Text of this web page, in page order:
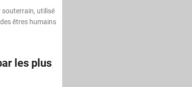
souterrain, utilisé
êtres humains
les plus